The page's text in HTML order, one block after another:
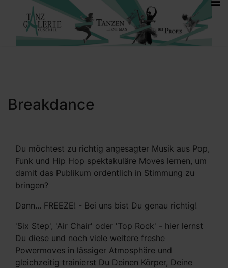
Breakdance
Du möchtest zu richtig angesagter Musik aus Pop,
Funk und Hip Hop spektakuläre Moves lernen, um
damit das Publikum ordentlich in Stimmung zu
bringen?
Dann... FREEZE! - Bei uns bist Du genau richtig!
'Six Step', 'Air Chair' oder 'Top Rock' - hier lernst
Du diese und noch viele weitere freshe
Powermoves in lässiger Atmosphäre und
gleichzeitig trainierst Du Deinen Körper, Deine